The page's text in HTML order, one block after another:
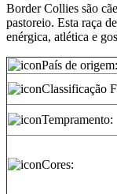
Border Collies são
pastoreio. Esta raça
enérgica, atlética e
País de origem:
Classificação
Tempramento:
Cores: